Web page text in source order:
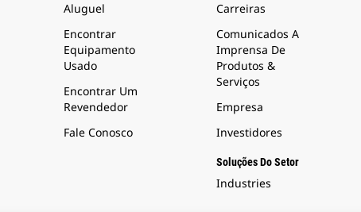
Aluguel
Encontrar
Equipamento
Usado
Encontrar Um
Revendedor
Fale Conosco
Carreiras
Comunicados A
Imprensa De
Produtos &
Serviços
Empresa
Investidores
Soluções Do Setor
Industries